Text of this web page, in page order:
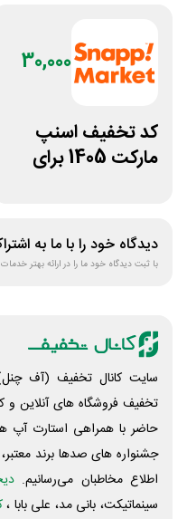
30,000
کد تخفیف اسنپ
مارکت 1405 برای
دیدگاه خود را با ما به
با ثبت دیدگاه خود ما را در ارائه بهتر
سایت کانال تخفیف (آف
تخفیف فروشگاه های آنلاین
حاضر با همراهی استارت آپ
جشنواره های صدها برند
اطلاع مخاطبان می‌رسانیم.
سینماتیکت، بانی مد، علی‌ بابا ،